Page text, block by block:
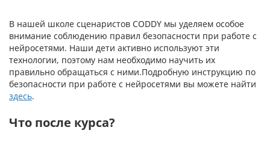
В нашей школе сценаристов CODDY мы уделяем особое
внимание соблюдению правил безопасности при работе с
нейросетями. Наши дети активно используют эти
технологии, поэтому нам необходимо научить их
правильно обращаться с ними.Подробную инструкцию по
безопасности при работе с нейросетями вы можете найти
здесь.
Что после курса?